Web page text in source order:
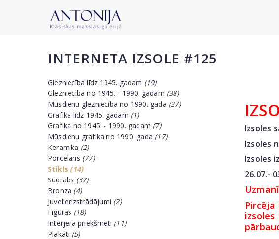
INTERNETA IZSOLE #125
Glezniecība līdz 1945. gadam (19)
Glezniecība no 1945. - 1990. gadam (38)
Mūsdienu glezniecība no 1990. gada (37)
Grafika līdz 1945. gadam (1)
Grafika no 1945. - 1990. gadam (7)
Mūsdienu grafika no 1990. gada (17)
Keramika (2)
Porcelāns (77)
Stikls (14)
Sudrabs (37)
Bronza (4)
Juvelierizstrādājumi (2)
Figūras (18)
Interjera priekšmeti (11)
Plakāti (5)
Izsoles
Izsoles
Izsoles
26.07.-
izsoles